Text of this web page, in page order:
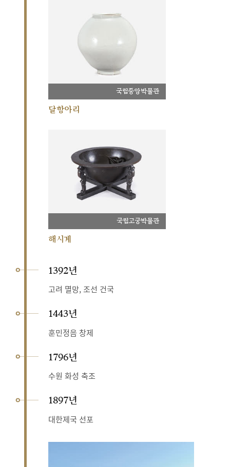
국립중앙박물관
달항아리
국립고궁박물관
해시계
1392년
고려 멸망, 조선 건국
1443년
훈민정음 창제
1796년
수원 화성 축조
1897년
대한제국 선포